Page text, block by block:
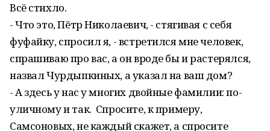
Всё стихло.
- Что это, Пётр Николаевич, - стягивая с себя
фуфайку, спросил я, - встретился мне человек,
спрашиваю про вас, а он вроде бы и растерялся,
назвал Чурдыпкиных, а указал на ваш дом?
- А здесь у нас у многих двойные фамилии: по-
уличному и так. Спросите, к примеру,
Самсоновых, не каждый скажет, а спросите